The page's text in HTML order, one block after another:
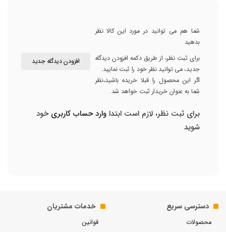
شما هم می توانید در مورد این کالا نظر
بدهید
برای ثبت نظر، از طریق دکمه افزودن دیدگاه
جدید، می توانید نظر خود را ثبت نمایید.
اگر این محصول را قبلا خریده باشید،نظر
شما به عنوان خریدار ثبت خواهد شد.
افزودن دیدگاه جدید
برای ثبت نظر، لازم است ابتدا وارد حساب کاربریخود
شوید
دسترسی سریع
محصولات
خدمات مشتریان
قوانین